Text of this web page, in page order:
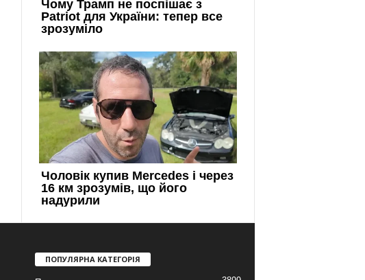
ПОПУЛЯРНА КАТЕГОРІЯ